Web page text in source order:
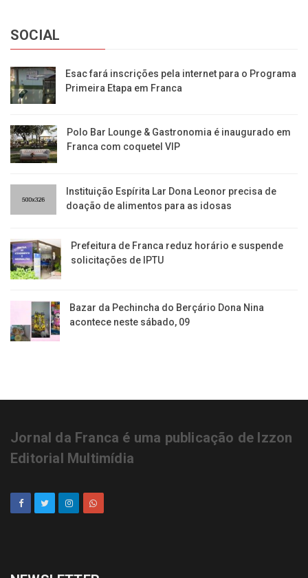
SOCIAL
Esac fará inscrições pela internet para o Programa
Primeira Etapa em Franca
Polo Bar Lounge & Gastronomia é inaugurado em
Franca com coquetel VIP
Instituição Espírita Lar Dona Leonor precisa de
doação de alimentos para as idosas
​Prefeitura de Franca reduz horário e suspende
solicitações de IPTU
Bazar da Pechincha do Berçário Dona Nina
acontece neste sábado, 09
Jornal da Franca é uma publicação de Izzon
Editorial Multimídia